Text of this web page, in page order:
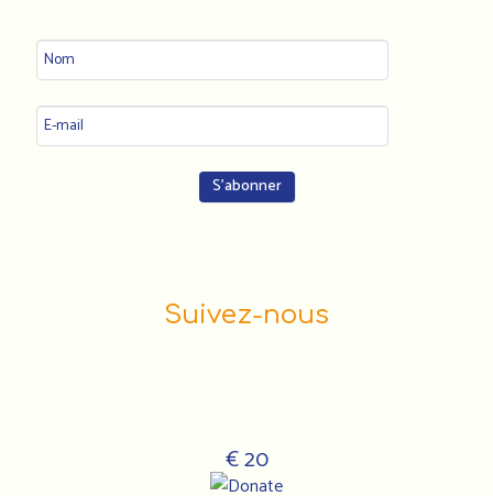
Suivez-nous
€ 20